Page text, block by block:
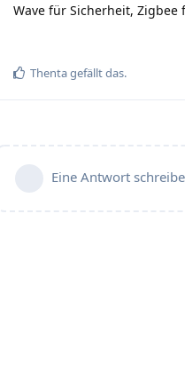
Wave für Sicherheit, Zigbee
Thentagefällt das.
Eine Antwort